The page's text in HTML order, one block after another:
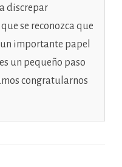
discrepar
se reconozca que
un importante papel
un pequeño paso
congratularnos